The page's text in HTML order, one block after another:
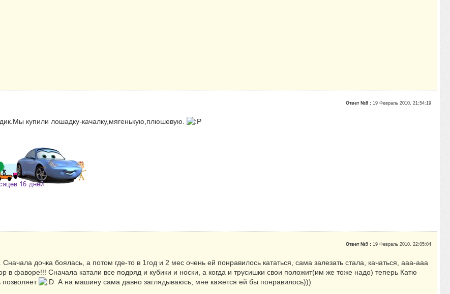
Ответ №8 :19 Февраль 2010, 21:54:19
купили лошадку-качалку,мягенькую,плюшевую.
Ответ №9 :19 Февраль 2010, 22:05:04
дочка боялась, а потом где-то в 1год и 2 мес очень ей понравилось кататься, сама залезать стала, качаться, ааа-ааа
в фаворе!!! Сначала катали все подряд и кубики и носки, а когда и трусишки свои положит(им же тоже надо) теперь Катю
А на машину сама давно заглядываюсь, мне кажется ей бы понравилось)))